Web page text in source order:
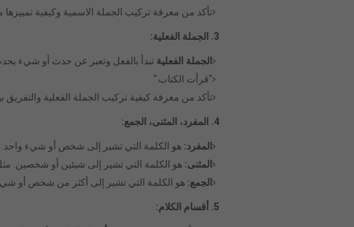
تأكد من معرفة تركيب الجملة الاسمية وكيفية تمييزها
3. الجملة الفعلية:
الجملة الفعلية تبدأ بالفعل وتعبر عن حدث أو شيء
"قرأت الكتاب."
تأكد من معرفة كيفية تركيب الجملة الفعلية والتفريق
4. المفرد، المثنى، الجمع:
المفرد: هو الكلمة التي تشير إلى شخص أو شيء واحد.
المثنى: هو الكلمة التي تشير إلى شيئين أو شخصين.
الجمع: هو الكلمة التي تشير إلى أكثر من شخص أو
5. أقسام الكلام: